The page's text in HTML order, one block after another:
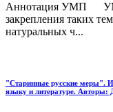
Аннотация УМП УМП
закрепления таких
натуральных ч...
"Старинные русские меры".
языку и литературе.